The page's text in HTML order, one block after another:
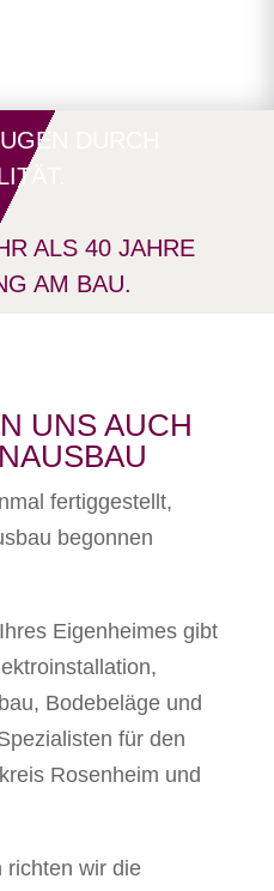
DURCH
ALS 40 JAHRE
AM BAU.
UNS AUCH
fertiggestellt,
begonnen
Eigenheimes gibt
Bodebeläge und
für den
Rosenheim und
richten wir die